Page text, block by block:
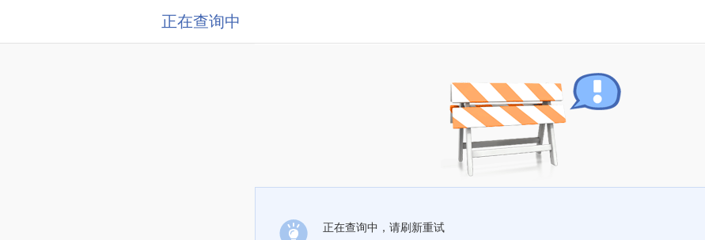
正在查询中
正在查询中，请刷新重试